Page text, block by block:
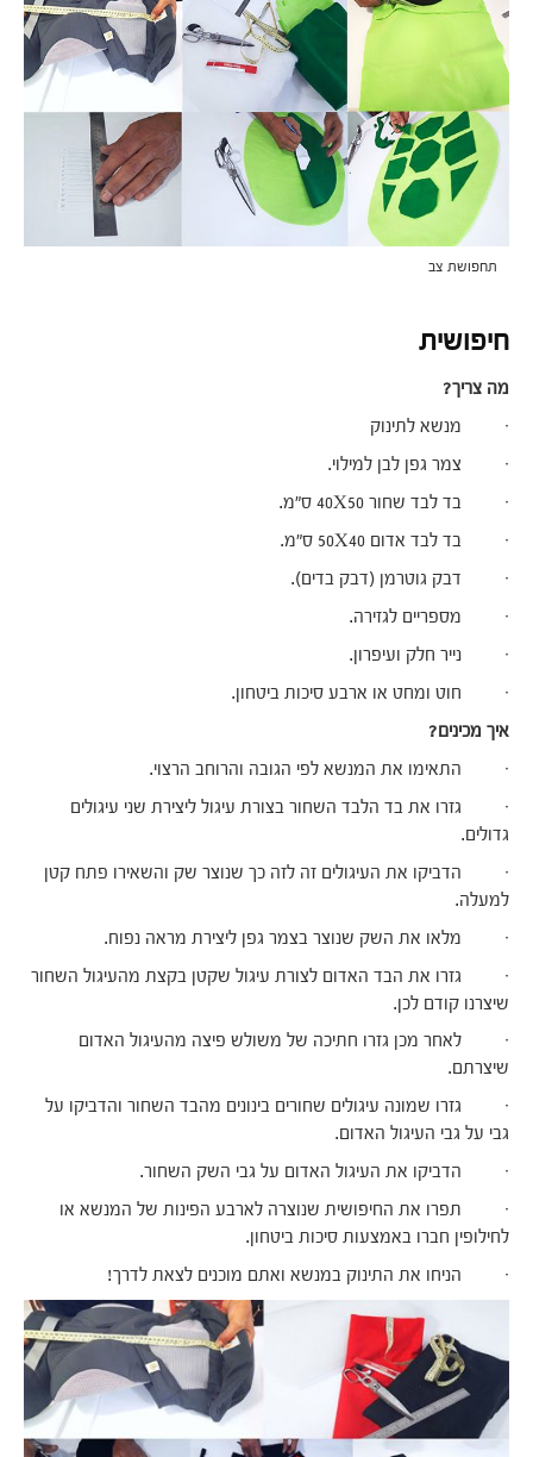
תחפושת צב
חיפושית
מה צריך?
· מנשא לתינוק
· צמר גפן לבן למילוי.
· בד לבד שחור 40X50 ס"מ.
· בד לבד אדום 50X40 ס"מ.
· דבק גוטרמן (דבק בדים).
· מספריים לגזירה.
· נייר חלק ועיפרון.
· חוט ומחט או ארבע סיכות ביטחון.
איך מכינים?
· התאימו את המנשא לפי הגובה והרוחב הרצוי.
· גזרו את בד הלבד השחור בצורת עיגול ליצירת שני עיגולים
גדולים.
· הדביקו את העיגולים זה לזה כך שנוצר שק והשאירו פתח קטן
למעלה.
· מלאו את השק שנוצר בצמר גפן ליצירת מראה נפוח.
· גזרו את הבד האדום לצורת עיגול שקטן בקצת מהעיגול השחור
שיצרנו קודם לכן.
· לאחר מכן גזרו חתיכה של משולש פיצה מהעיגול האדום
שיצרתם.
· גזרו שמונה עיגולים שחורים בינונים מהבד השחור והדביקו על
גבי על גבי העיגול האדום.
· הדביקו את העיגול האדום על גבי השק השחור.
· תפרו את החיפושית שנוצרה לארבע הפינות של המנשא או
לחילופין חברו באמצעות סיכות ביטחון.
· הניחו את התינוק במנשא ואתם מוכנים לצאת לדרך!